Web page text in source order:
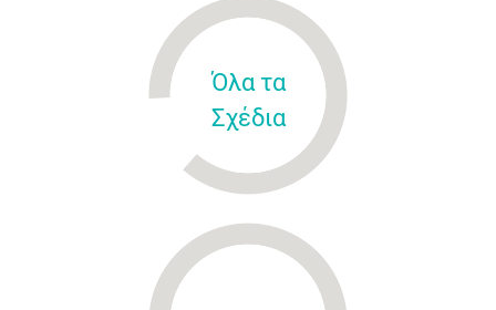
Όλα τα
Σχέδια